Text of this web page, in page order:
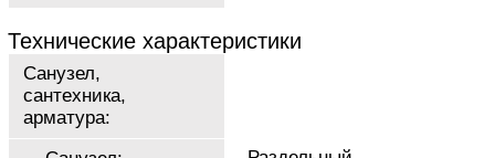
Технические характеристики
Санузел,
сантехника,
арматура: